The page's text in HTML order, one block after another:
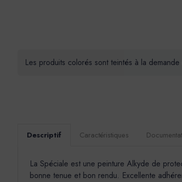
Les produits colorés sont teintés à la
Descriptif Caractéristiques
La Spéciale est une peinture Alkyde de
bonne tenue et bon rendu. Excellente